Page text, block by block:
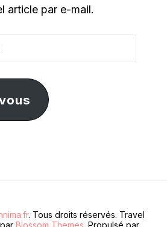
article par e-mail.
. Tous droits réservés. Travel